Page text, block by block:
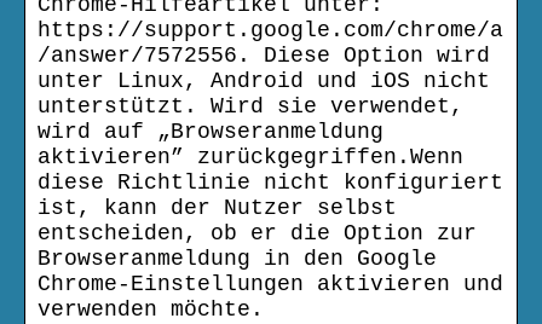
Chrome-Hilfeartikel unter:
https://support.google.com/chrome/a
/answer/7572556. Diese Option wird
unter Linux, Android und iOS nicht
unterstützt. Wird sie verwendet,
wird auf „Browseranmeldung
aktivieren” zurückgegriffen.Wenn
diese Richtlinie nicht konfiguriert
ist, kann der Nutzer selbst
entscheiden, ob er die Option zur
Browseranmeldung in den Google
Chrome-Einstellungen aktivieren und
verwenden möchte.